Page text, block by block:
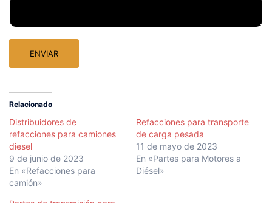
ENVIAR
Relacionado
Distribuidores de
refacciones para camiones
diesel
9 de junio de 2023
En «Refacciones para
camión»
Refacciones para transporte
de carga pesada
11 de mayo de 2023
En «Partes para Motores a
Diésel»